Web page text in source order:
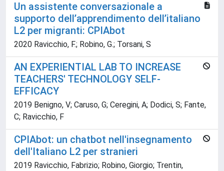
Un assistente conversazionale a
supporto dell’apprendimento dell’italiano
L2 per migranti: CPIAbot
2020 Ravicchio, F.; Robino, G.; Torsani, S
AN EXPERIENTIAL LAB TO INCREASE
TEACHERS' TECHNOLOGY SELF-
EFFICACY
2019 Benigno, V; Caruso, G; Ceregini, A; Dodici, S; Fante,
C; Ravicchio, F
CPIAbot: un chatbot nell'insegnamento
dell'Italiano L2 per stranieri
2019 Ravicchio, Fabrizio; Robino, Giorgio; Trentin,